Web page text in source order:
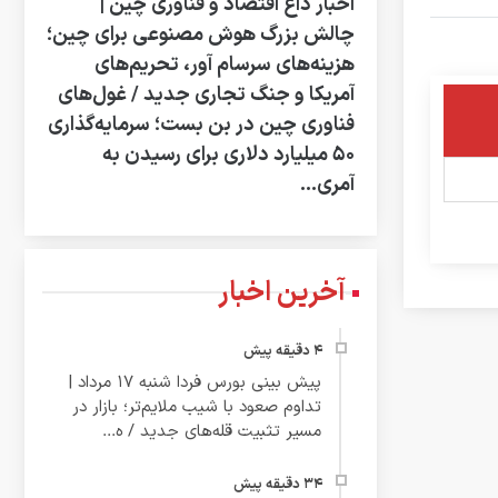
چالش بزرگ هوش مصنوعی برای چین؛
هزینه‌های سرسام‌ آور، تحریم‌های
آمریکا و جنگ تجاری جدید / غول‌های
فناوری چین در بن‌ بست؛ سرمایه‌گذاری
۵۰ میلیارد دلاری برای رسیدن به
آمری...
آخرین اخبار
پیش‌ بینی بورس فردا شنبه ۱۷ مرداد |
تداوم صعود با شیب ملایم‌تر؛ بازار در
مسیر تثبیت قله‌های جدید / ه...